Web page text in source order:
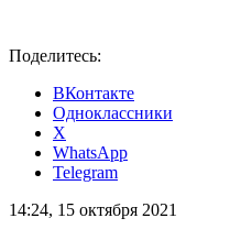
Поделитесь:
ВКонтакте
Одноклассники
X
WhatsApp
Telegram
14:24, 15 октября 2021